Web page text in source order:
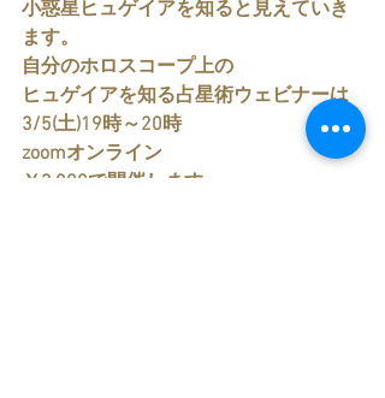
小惑星ヒュゲイアを知ると見えていき
ます。
自分のホロスコープ上の
ヒュゲイアを知る占星術ウェビナーは
3/5(土)19時～20時
zoomオンライン
￥3,000で開催します。